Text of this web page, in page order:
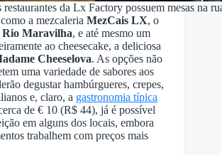
da Lx Factory possuem mesas na
a mezcaleria MezCais LX, o
Rio Maravilha, e até mesmo um
ao cheesecake, a deliciosa
Cheeselova. As opções não
uma variedade de sabores aos
degustar hambúrgueres, crepes,
e, claro, a gastronomia típica
de € 10 (R$ 44), já é possível
em alguns dos locais, embora
trabalhem com preços mais